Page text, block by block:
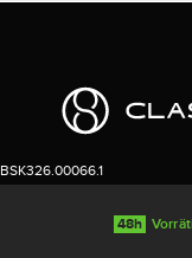
BSK326.00066.1
48h